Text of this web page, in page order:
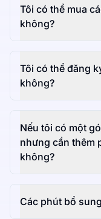
Tôi có thể mua
không?
Tôi có thể đăng
không?
Nếu tôi có một
nhưng cần thêm
không?
Các phút bổ